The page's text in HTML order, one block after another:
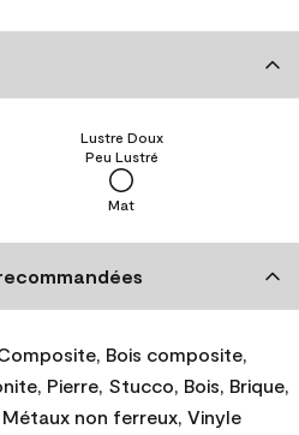
Mat
Peu Lustré
Lustre Doux
Bois composite,
Pierre, Stucco, Bois, Brique,
Métaux non ferreux, Vinyle